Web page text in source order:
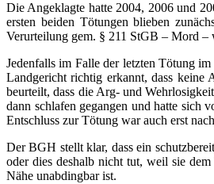
Die Angeklagte hatte 2004, 2006 und
ersten beiden Tötungen blieben
Verurteilung gem. § 211 StGB – Mord –
Jedenfalls im Falle der letzten Tötung
Landgericht richtig erkannt, dass
beurteilt, dass die Arg- und
dann schlafen gegangen und hatte sich
Entschluss zur Tötung war auch erst
Der BGH stellt klar, dass ein
oder dies deshalb nicht tut, weil sie
Nähe unabdingbar ist.